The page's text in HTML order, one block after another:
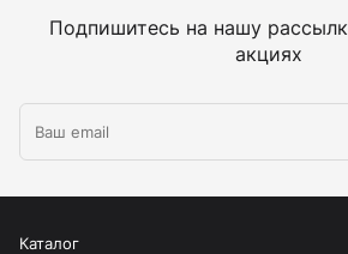
Подпишитесь на нашу
акциях
Каталог